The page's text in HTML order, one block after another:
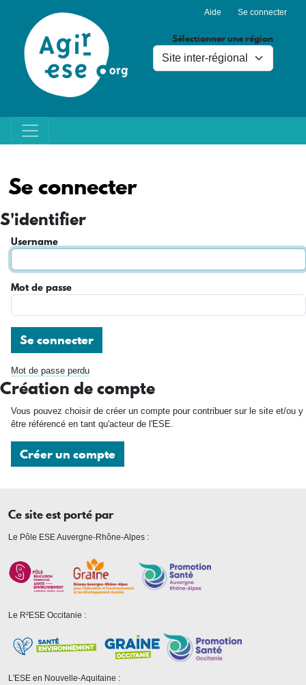
Aller au contenu principal
Aide Se connecter
Sélectionner une région
Se connecter
S'identifier
Username
Mot de passe
Se connecter
Mot de passe perdu
Création de compte
Vous pouvez choisir de créer un compte pour contribuer sur le site et/ou y
être référencé en tant qu'acteur de l'ESE.
Créer un compte
Ce site est porté par
Le Pôle ESE Auvergne-Rhône-Alpes :
Le R²ESE Occitanie :
L'ESE en Nouvelle-Aquitaine :